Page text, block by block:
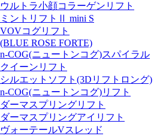
ウルトラ小顔コラーゲンリフト
ミントリフトⅡ mini S
VOVコグリフト
(BLUE ROSE FORTE)
n-COG(ニュートンコグ)スパイラル
クイーンリフト
シルエットソフト(3Dリフトロング)
n-COG(ニュートンコグ)リフト
ダーマスプリングリフト
ダーマスプリングアイリフト
ヴォーテールVスレッド